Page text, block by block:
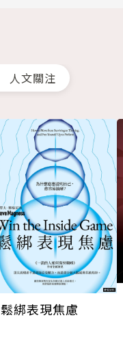
人文關注
鬆綁表現焦慮